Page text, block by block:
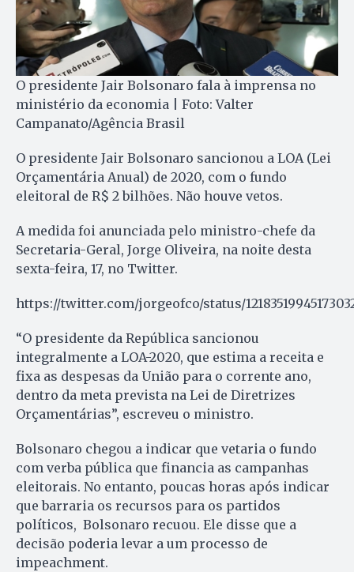
O presidente Jair Bolsonaro fala à imprensa no
ministério da economia | Foto: Valter
Campanato/Agência Brasil
O presidente Jair Bolsonaro sancionou a LOA (Lei
Orçamentária Anual) de 2020, com o fundo
eleitoral de R$ 2 bilhões. Não houve vetos.
A medida foi anunciada pelo ministro-chefe da
Secretaria-Geral, Jorge Oliveira, na noite desta
sexta-feira, 17, no Twitter.
https://twitter.com/jorgeofco/status/
“O presidente da República sancionou
integralmente a LOA-2020, que estima a receita e
fixa as despesas da União para o corrente ano,
dentro da meta prevista na Lei de Diretrizes
Orçamentárias”, escreveu o ministro.
Bolsonaro chegou a indicar que vetaria o fundo
com verba pública que financia as campanhas
eleitorais. No entanto, poucas horas após indicar
que barraria os recursos para os partidos
políticos, Bolsonaro recuou. Ele disse que a
decisão poderia levar a um processo de
impeachment.